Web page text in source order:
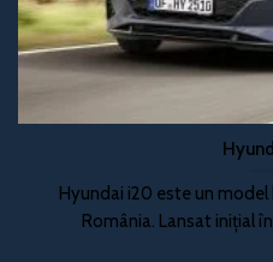
Hyundai i20 este un
România. Lansat inițial